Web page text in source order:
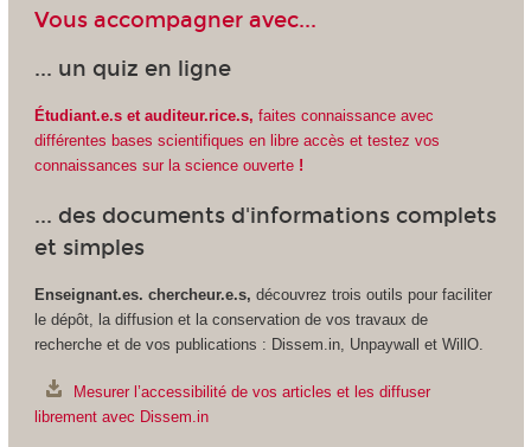
Vous accompagner avec...
... un quiz en ligne
Étudiant.e.s et auditeur.rice.s, faites connaissance avec
différentes bases scientifiques en libre accès et testez vos
connaissances sur la science ouverte!
... des documents d'informations complets
et simples
Enseignant.es. chercheur.e.s, découvrez trois outils pour faciliter
le dépôt, la diffusion et la conservation de vos travaux de
recherche et de vos publications : Dissem.in, Unpaywall et WillO.
Mesurer l’accessibilité de vos articles et les diffuser
librement avec Dissem.in